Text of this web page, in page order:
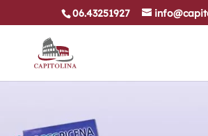
06.43251927